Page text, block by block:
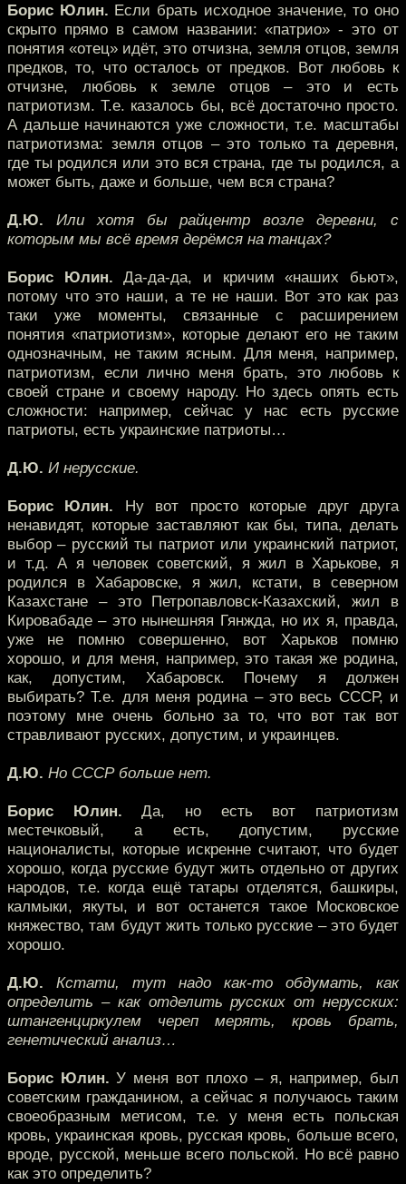
Борис Юлин. Если брать исходное значение, то оно
скрыто прямо в самом названии: «патрио» - это от
понятия «отец» идёт, это отчизна, земля отцов, земля
предков, то, что осталось от предков. Вот любовь к
отчизне, любовь к земле отцов – это и есть
патриотизм. Т.е. казалось бы, всё достаточно просто.
А дальше начинаются уже сложности, т.е. масштабы
патриотизма: земля отцов – это только та деревня,
где ты родился или это вся страна, где ты родился, а
может быть, даже и больше, чем вся страна?
Д.Ю. Или хотя бы райцентр возле деревни, с
которым мы всё время дерёмся на танцах?
Борис Юлин. Да-да-да, и кричим «наших бьют»,
потому что это наши, а те не наши. Вот это как раз
таки уже моменты, связанные с расширением
понятия «патриотизм», которые делают его не таким
однозначным, не таким ясным. Для меня, например,
патриотизм, если лично меня брать, это любовь к
своей стране и своему народу. Но здесь опять есть
сложности: например, сейчас у нас есть русские
патриоты, есть украинские патриоты…
Д.Ю. И нерусские.
Борис Юлин. Ну вот просто которые друг друга
ненавидят, которые заставляют как бы, типа, делать
выбор – русский ты патриот или украинский патриот,
и т.д. А я человек советский, я жил в Харькове, я
родился в Хабаровске, я жил, кстати, в северном
Казахстане – это Петропавловск-Казахский, жил в
Кировабаде – это нынешняя Гянжда, но их я, правда,
уже не помню совершенно, вот Харьков помню
хорошо, и для меня, например, это такая же родина,
как, допустим, Хабаровск. Почему я должен
выбирать? Т.е. для меня родина – это весь СССР, и
поэтому мне очень больно за то, что вот так вот
стравливают русских, допустим, и украинцев.
Д.Ю. Но СССР больше нет.
Борис Юлин. Да, но есть вот патриотизм
местечковый, а есть, допустим, русские
националисты, которые искренне считают, что будет
хорошо, когда русские будут жить отдельно от других
народов, т.е. когда ещё татары отделятся, башкиры,
калмыки, якуты, и вот останется такое Московское
княжество, там будут жить только русские – это будет
хорошо.
Д.Ю. Кстати, тут надо как-то обдумать, как
определить – как отделить русских от нерусских:
штангенциркулем череп мерять, кровь брать,
генетический анализ…
Борис Юлин. У меня вот плохо – я, например, был
советским гражданином, а сейчас я получаюсь таким
своеобразным метисом, т.е. у меня есть польская
кровь, украинская кровь, русская кровь, больше всего,
вроде, русской, меньше всего польской. Но всё равно
как это определить?